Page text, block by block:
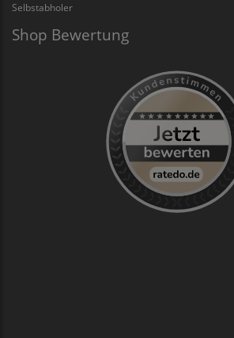
Selbstabholer
Shop Bewertung